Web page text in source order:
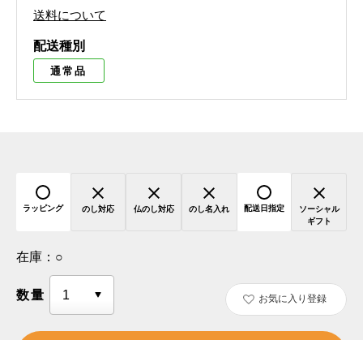
送料について
配送種別
通常品
ラッピング のし対応 仏のし対応 のし名入れ 配送日指定
ソーシャル
ギフト
在庫： ○
数量 お気に入り登録